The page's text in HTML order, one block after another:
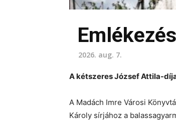
2026. aug. 7.
A kétszeres József Attila-
A Madách Imre Városi
Károly sírjához a